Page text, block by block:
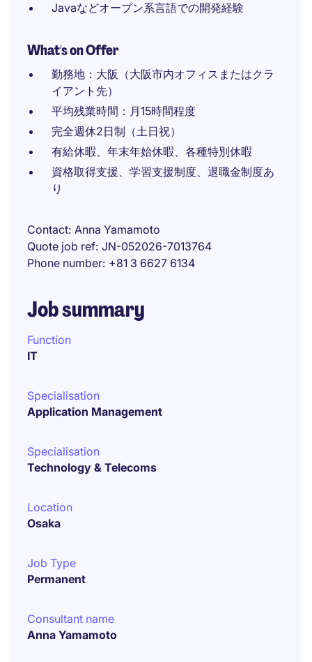
Javaなどオープン系言語での開発経験
What's on Offer
勤務地：大阪（大阪市内オフィスまたはクラ
イアント先）
平均残業時間：月15時間程度
完全週休2日制（土日祝）
有給休暇、年末年始休暇、各種特別休暇
資格取得支援、学習支援制度、退職金制度あ
り
Contact Anna Yamamoto
Quote job ref JN-052026-7013764
Phone number +81 3 6627 6134
Job summary
Function
IT
Specialisation
Application Management
Specialisation
Technology & Telecoms
Location
Osaka
Job Type
Permanent
Consultant name
Anna Yamamoto